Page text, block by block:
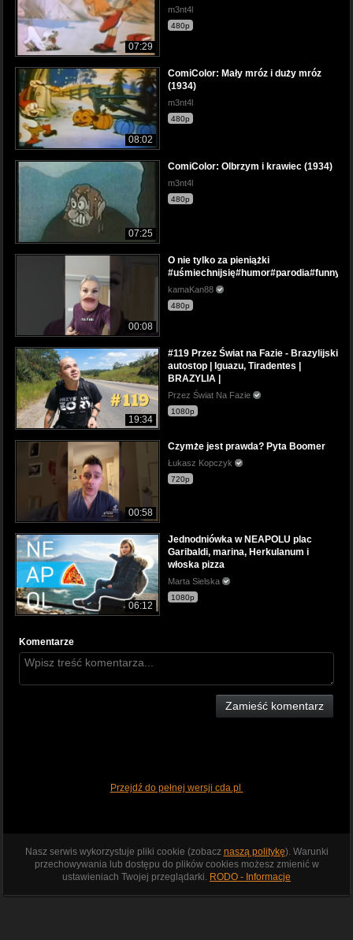
07:29
m3nt4l
480p
08:02
ComiColor: Mały mróz i duży mróz
(1934)
m3nt4l
480p
07:25
ComiColor: Olbrzym i krawiec (1934)
m3nt4l
480p
00:08
O nie tylko za pieniążki
kamaKan88
480p
19:34
#119 Przez Świat na Fazie - Brazylijski
autostop | Iguazu, Tiradentes |
BRAZYLIA |
Przez Świat Na Fazie
1080p
00:58
Czymże jest prawda? Pyta Boomer
Łukasz Kopczyk
720p
06:12
Jednodniówka w NEAPOLU plac
Garibaldi, marina, Herkulanum i
włoska pizza
Marta Sielska
1080p
Komentarze
Zamieść komentarz
Przejdź do pełnej wersji cda.pl
Nasz serwis wykorzystuje pliki cookie (zobacz naszą politykę). Warunki
przechowywania lub dostępu do plików cookies możesz zmienić w
ustawieniach Twojej przeglądarki. RODO - Informacje